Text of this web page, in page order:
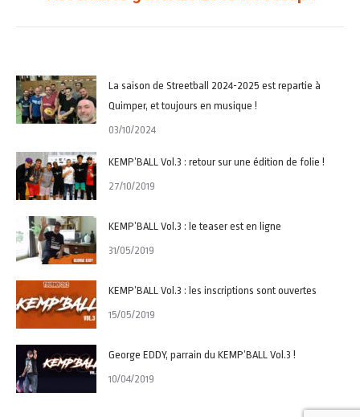
La saison de Streetball 2024-2025 est repartie à
Quimper, et toujours en musique !
03/10/2024
KEMP’BALL Vol.3 : retour sur une édition de folie !
27/10/2019
KEMP’BALL Vol.3 : le teaser est en ligne
31/05/2019
KEMP’BALL Vol.3 : les inscriptions sont ouvertes
15/05/2019
George EDDY, parrain du KEMP’BALL Vol.3 !
10/04/2019